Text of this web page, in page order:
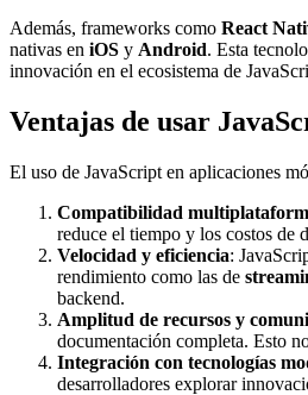
Además, frameworks como React
nativas en iOS y Android. Esta
innovación en el ecosistema de
Ventajas de usar
El uso de JavaScript en aplicaciones
Compatibilidad
reduce el tiempo y los costos de
Velocidad y eficiencia:
rendimiento como las de
backend.
Amplitud de recursos y
documentación completa. Esto
Integración con tecnologías
desarrolladores explorar